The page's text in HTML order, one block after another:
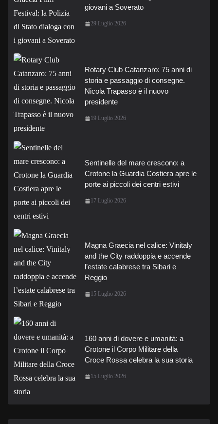
giovani a Soverato
29 Luglio 2026
Rotary Club Catanzaro: 75 anni di
storia e passaggio di consegne.
Nicola Trapasso è il nuovo
presidente
19 Luglio 2026
Sentinelle del mare crescono: a
Crotone la Guardia Costiera apre le
porte ai piccoli dei centri estivi
17 Luglio 2026
Magna Graecia nel calice: Vinitaly
and the City raddoppia e accende
l’estate calabrese tra Sibari e
Reggio
15 Luglio 2026
160 anni di dovere e umanità: a
Crotone il Corpo Militare della
Croce Rossa celebra la sua storia
15 Luglio 2026